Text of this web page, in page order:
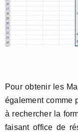
Pour obtenir les
également comme
à rechercher la
faisant office de